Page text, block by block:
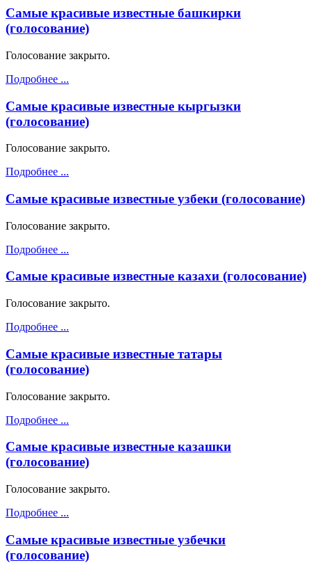
Самые красивые известные башкирки
(голосование)
Голосование закрыто.
Подробнее ...
Самые красивые известные кыргызки
(голосование)
Голосование закрыто.
Подробнее ...
Самые красивые известные узбеки (голосование)
Голосование закрыто.
Подробнее ...
Самые красивые известные казахи (голосование)
Голосование закрыто.
Подробнее ...
Самые красивые известные татары
(голосование)
Голосование закрыто.
Подробнее ...
Самые красивые известные казашки
(голосование)
Голосование закрыто.
Подробнее ...
Самые красивые известные узбечки
(голосование)